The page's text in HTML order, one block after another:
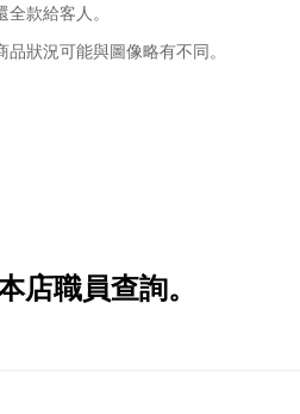
款給客人。
狀況可能與圖像略有不同。
店職員查詢。